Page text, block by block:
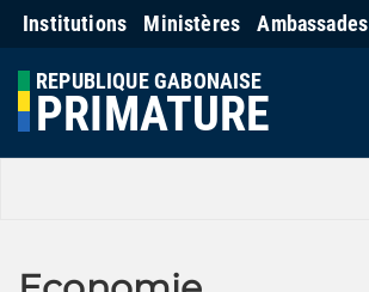
Institutions Ministères Ambassades
REPUBLIQUE GABONAISE
PRIMATURE